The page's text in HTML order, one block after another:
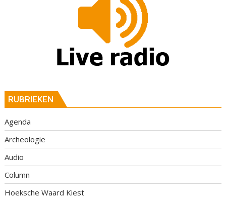
RUBRIEKEN
Agenda
Archeologie
Audio
Column
Hoeksche Waard Kiest